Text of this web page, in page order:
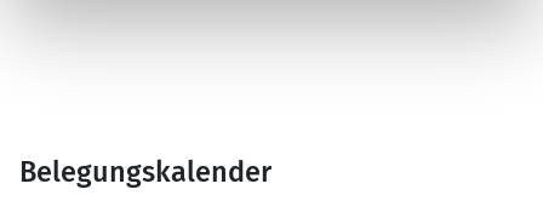
Belegungskalender